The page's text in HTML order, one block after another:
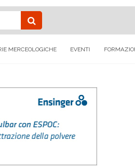
MERCEOLOGICHE EVENTI